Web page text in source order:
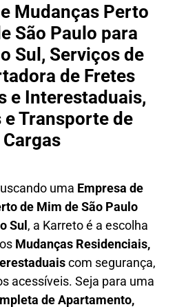
Mudanças Perto
São Paulo para
Sul, Serviços de
de Fretes
e Interestaduais,
e Transporte de
Cargas
uma Empresa de
de Mim de São Paulo
Sul, a Karreto é a escolha
Mudanças Residenciais,
com segurança,
acessíveis. Seja para uma
de Apartamento,